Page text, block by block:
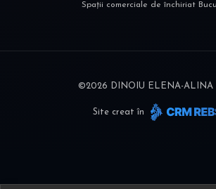
Spații comerciale de închiriat
©2026 DINOIU ELENA-ALINA
Site creat în